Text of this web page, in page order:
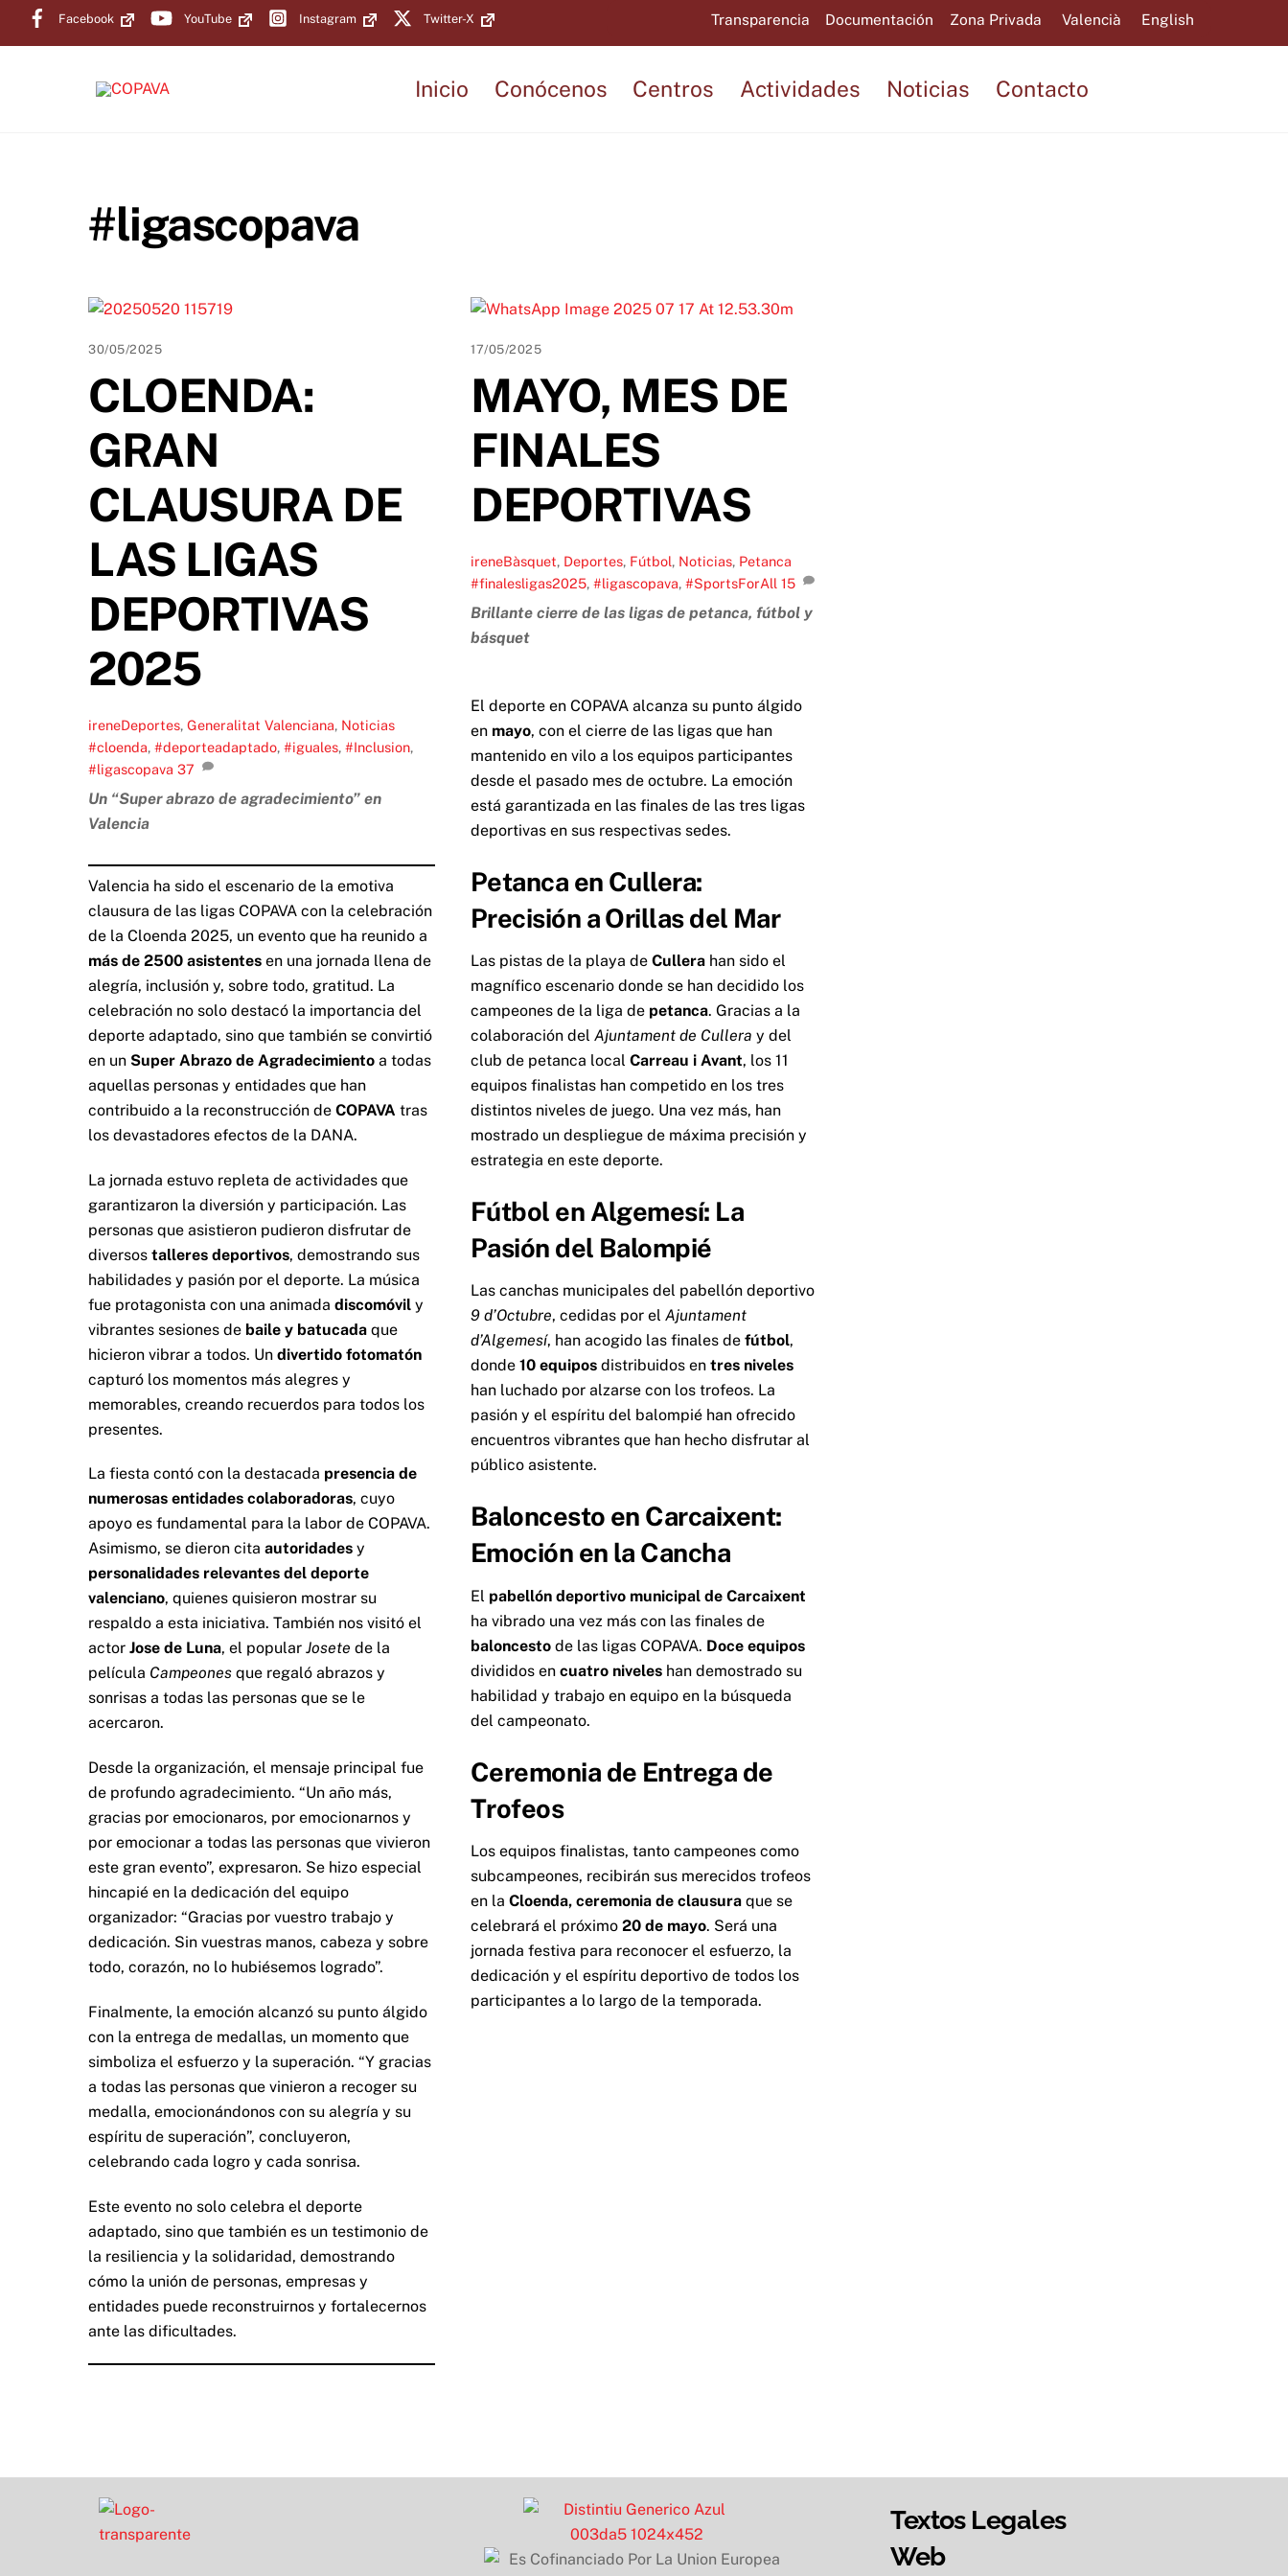
Facebook YouTube Instagram Twitter-X Transparencia Documentación Zona Privada Valencià English
Inicio Conócenos Centros Actividades Noticias Contacto
#ligascopava
30/05/2025
CLOENDA:
GRAN
CLAUSURA DE
LAS LIGAS
DEPORTIVAS
2025
ireneDeportes, Generalitat Valenciana, Noticias
#cloenda, #deporteadaptado, #iguales, #Inclusion,
#ligascopava 37
Un “Super abrazo de agradecimiento” en
Valencia
Valencia ha sido el escenario de la emotiva
clausura de las ligas COPAVA con la celebración
de la Cloenda 2025, un evento que ha reunido a
más de 2500 asistentes en una jornada llena de
alegría, inclusión y, sobre todo, gratitud. La
celebración no solo destacó la importancia del
deporte adaptado, sino que también se convirtió
en un Super Abrazo de Agradecimiento a todas
aquellas personas y entidades que han
contribuido a la reconstrucción de COPAVA tras
los devastadores efectos de la DANA.
La jornada estuvo repleta de actividades que
garantizaron la diversión y participación. Las
personas que asistieron pudieron disfrutar de
diversos talleres deportivos, demostrando sus
habilidades y pasión por el deporte. La música
fue protagonista con una animada discomóvil y
vibrantes sesiones de baile y batucada que
hicieron vibrar a todos. Un divertido fotomatón
capturó los momentos más alegres y
memorables, creando recuerdos para todos los
presentes.
La fiesta contó con la destacada presencia de
numerosas entidades colaboradoras, cuyo
apoyo es fundamental para la labor de COPAVA.
Asimismo, se dieron cita autoridades y
personalidades relevantes del deporte
valenciano, quienes quisieron mostrar su
respaldo a esta iniciativa. También nos visitó el
actor Jose de Luna, el popular Josete de la
película Campeones que regaló abrazos y
sonrisas a todas las personas que se le
acercaron.
Desde la organización, el mensaje principal fue
de profundo agradecimiento. “Un año más,
gracias por emocionaros, por emocionarnos y
por emocionar a todas las personas que vivieron
este gran evento”, expresaron. Se hizo especial
hincapié en la dedicación del equipo
organizador: “Gracias por vuestro trabajo y
dedicación. Sin vuestras manos, cabeza y sobre
todo, corazón, no lo hubiésemos logrado”.
Finalmente, la emoción alcanzó su punto álgido
con la entrega de medallas, un momento que
simboliza el esfuerzo y la superación. “Y gracias
a todas las personas que vinieron a recoger su
medalla, emocionándonos con su alegría y su
espíritu de superación”, concluyeron,
celebrando cada logro y cada sonrisa.
Este evento no solo celebra el deporte
adaptado, sino que también es un testimonio de
la resiliencia y la solidaridad, demostrando
cómo la unión de personas, empresas y
entidades puede reconstruirnos y fortalecernos
ante las dificultades.
17/05/2025
MAYO, MES DE
FINALES
DEPORTIVAS
ireneBàsquet, Deportes, Fútbol, Noticias, Petanca
#finalesligas2025,#ligascopava,#SportsForAll 15
Brillante cierre de las ligas de petanca, fútbol y
básquet
El deporte en COPAVA alcanza su punto álgido
en mayo, con el cierre de las ligas que han
mantenido en vilo a los equipos participantes
desde el pasado mes de octubre. La emoción
está garantizada en las finales de las tres ligas
deportivas en sus respectivas sedes.
Petanca en Cullera:
Precisión a Orillas del Mar
Las pistas de la playa deCullera han sido el
magnífico escenario donde se han decidido los
campeones de la liga de petanca. Gracias a la
colaboración delAjuntament de Cullera y del
club de petanca localCarreau i Avant, los 11
equipos finalistas han competido en los tres
distintos niveles de juego. Una vez más, han
mostrado un despliegue de máxima precisión y
estrategia en este deporte.
Fútbol en Algemesí: La
Pasión del Balompié
Las canchas municipales del pabellón deportivo
9 d’Octubre, cedidas por elAjuntament
d’Algemesí, han acogido las finales defútbol,
donde10 equipos distribuidos entres niveles
han luchado por alzarse con los trofeos. La
pasión y el espíritu del balompié han ofrecido
encuentros vibrantes que han hecho disfrutar al
público asistente.
Baloncesto en Carcaixent:
Emoción en la Cancha
El pabellón deportivo municipal de Carcaixent
ha vibrado una vez más con las finales de
baloncesto de las ligas COPAVA. Doce equipos
divididos encuatro niveles han demostrado su
habilidad y trabajo en equipo en la búsqueda
del campeonato.
Ceremonia de Entrega de
Trofeos
Los equipos finalistas, tanto campeones como
subcampeones, recibirán sus merecidos trofeos
en laCloenda, ceremonia de clausura que se
celebrará el próximo20 de mayo. Será una
jornada festiva para reconocer el esfuerzo, la
dedicación y el espíritu deportivo de todos los
participantes a lo largo de la temporada.
Textos Legales
Web